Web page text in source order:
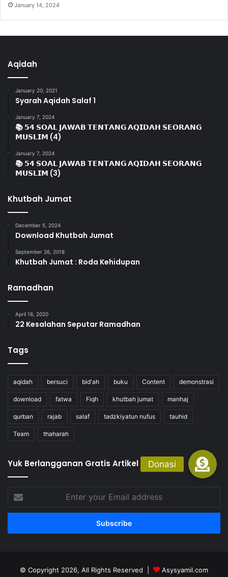
January 14, 2024
Aqidah
January 20, 2021
Syarah Aqidah Salaf 1
January 7, 2024
📚 𝟱𝟰 𝗦𝗢𝗔𝗟 𝗝𝗔𝗪𝗔𝗕 𝗧𝗘𝗡𝗧𝗔𝗡𝗚 𝗔𝗤𝗜𝗗𝗔𝗛 𝗦𝗘𝗢𝗥𝗔𝗡𝗚
𝗠𝗨𝗦𝗟𝗜𝗠 (4)
January 7, 2024
📚 𝟱𝟰 𝗦𝗢𝗔𝗟 𝗝𝗔𝗪𝗔𝗕 𝗧𝗘𝗡𝗧𝗔𝗡𝗚 𝗔𝗤𝗜𝗗𝗔𝗛 𝗦𝗘𝗢𝗥𝗔𝗡𝗚
𝗠𝗨𝗦𝗟𝗜𝗠 (3)
Khutbah Jumat
December 5, 2024
Download Khutbah Jumat
September 26, 2018
Khutbah Jumat : Roda Kehidupan
Ramadhan
April 16, 2020
22 Kesalahan Seputar Ramadhan
Tags
aqidah bersuci bid'ah buku Content demonstrasi
download fatwa Fiqh khutbah jumat manhaj
qurban rajab salaf tadzkiyatun nufus tauhid
Team thaharah
Yuk Berlangganan Gratis Artikel
your
Email
© Copyright 2026, All Rights Reserved | Asysyamil.com